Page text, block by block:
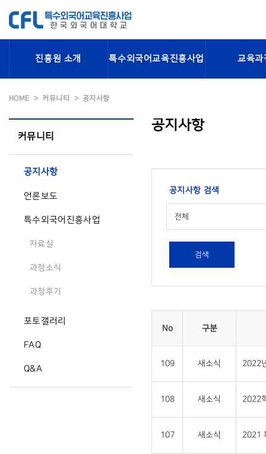
진흥원 소개 특수외국어교육진흥사업 교육과
HOME 커뮤니티 공지사항
커뮤니티
공지사항
언론보도
특수외국어진흥사업
자료실
과정소식
과정후기
포토갤러리
FAQ
Q&A
공지사항
공지사항 검색
전체
검색
No 구분
109 새소식 2022
108 새소식 2022
107 새소식 2021